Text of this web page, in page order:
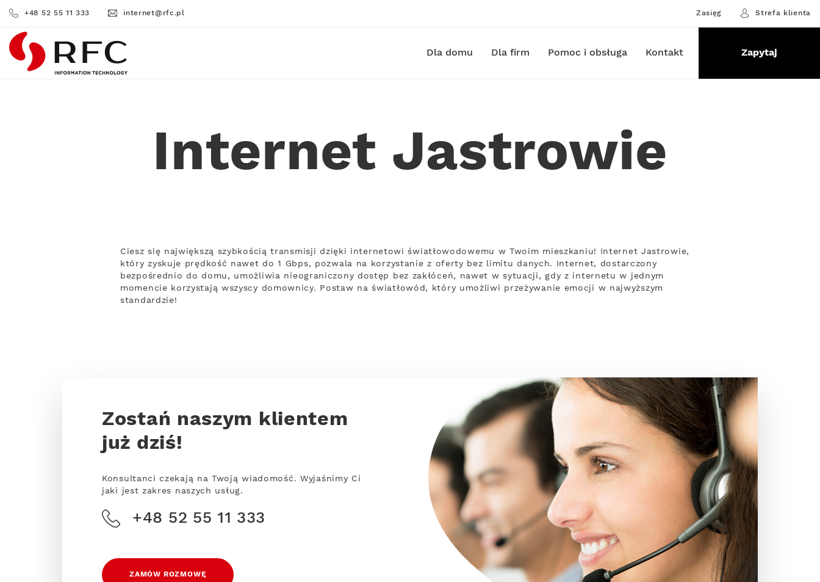
+48 52 55 11 333 internet@rfc.pl Zasięg Strefa klienta
RFC Dla domu Dla firm Pomoc i obsługa Kontakt Zapytaj
Internet Jastrowie
Ciesz się największą szybkością transmisji dzięki internetowi światłowodowemu w Twoim mieszkaniu! Internet Jastrowie,
który zyskuje prędkość nawet do 1 Gbps, pozwala na korzystanie z oferty bez limitu danych. Internet, dostarczony
bezpośrednio do domu, umożliwia nieograniczony dostęp bez zakłóceń, nawet w sytuacji, gdy z internetu w jednym
momencie korzystają wszyscy domownicy. Postaw na światłowód, który umożliwi przeżywanie emocji w najwyższym
standardzie!
Zostań naszym klientem
już dziś!
Konsultanci czekają na Twoją wiadomość. Wyjaśnimy Ci
jaki jest zakres naszych usług.
+48 52 55 11 333
ZAMÓW ROZMOWĘ